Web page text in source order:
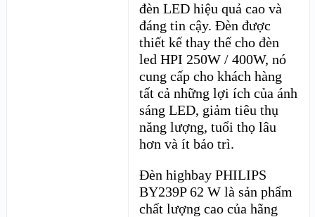
đèn LED hiệu quả cao và
đáng tin cậy. Đèn được
thiết kế thay thế cho đèn
led HPI 250W / 400W, nó
cung cấp cho khách hàng
tất cả những lợi ích của ánh
sáng LED, giảm tiêu thụ
năng lượng, tuổi thọ lâu
hơn và ít bảo trì.
Đèn highbay PHILIPS
BY239P 62 W là sản phẩm
chất lượng cao của hãng